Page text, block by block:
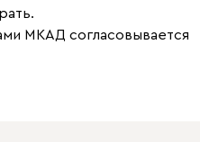
МКАД согласовывается